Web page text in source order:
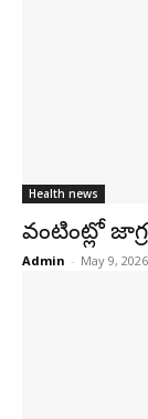
Health news
వంటింట్లో
Admin - May 9, 2026